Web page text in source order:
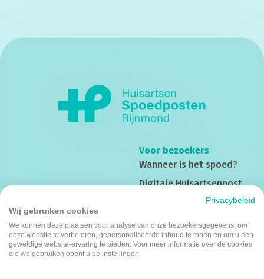
Onze spoedposten
Rotterdam Noord
Rotterdam Zuid
Spijkenisse
Voor bezoekers
Wanneer is het spoed?
Digitale Huisartsenpost
Compliment of klacht
Privacy
Veelgestelde vragen
Gedragsregels
Privacybeleid
Wij gebruiken cookies
We kunnen deze plaatsen voor analyse van onze bezoekersgegevens, om
onze website te verbeteren, gepersonaliseerde inhoud te tonen en om u een
geweldige website-ervaring te bieden. Voor meer informatie over de cookies
die we gebruiken opent u de instellingen.